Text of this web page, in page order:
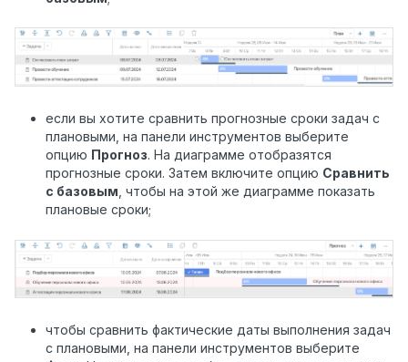
если вы хотите сравнить прогнозные сроки задач с
плановыми, на панели инструментов выберите
опцию Прогноз. На диаграмме отобразятся
прогнозные сроки. Затем включите опцию Сравнить
с базовым , чтобы на этой же диаграмме показать
плановые сроки;
чтобы сравнить фактические даты выполнения задач
с плановыми, на панели инструментов выберите